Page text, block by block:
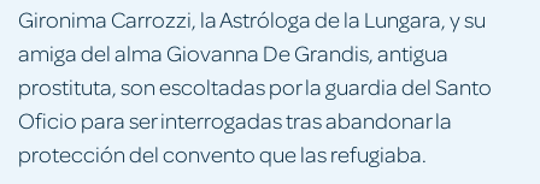
Gironima Carrozzi, la Astróloga de la Lungara, y su
amiga del alma Giovanna De Grandis, antigua
prostituta, son escoltadas por la guardia del Santo
Oficio para ser interrogadas tras abandonar la
protección del convento que las refugiaba.